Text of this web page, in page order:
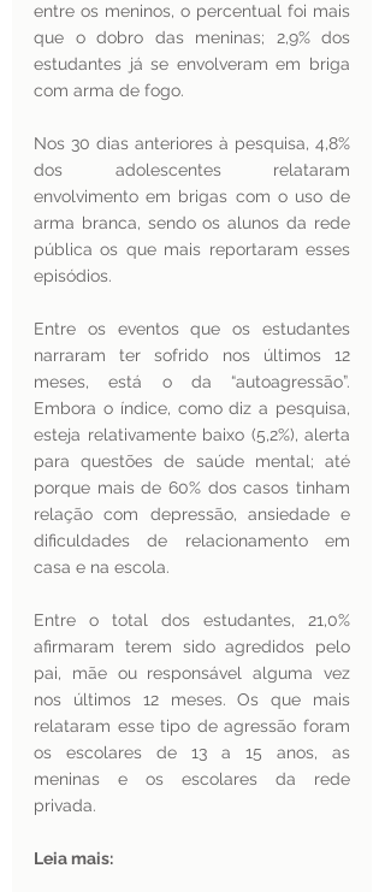
entre os meninos, o percentual foi mais
que o dobro das meninas; 2,9% dos
estudantes já se envolveram em briga
com arma de fogo.
Nos 30 dias anteriores à pesquisa, 4,8%
dos adolescentes relataram
envolvimento em brigas com o uso de
arma branca, sendo os alunos da rede
pública os que mais reportaram esses
episódios.
Entre os eventos que os estudantes
narraram ter sofrido nos últimos 12
meses, está o da “autoagressão”.
Embora o índice, como diz a pesquisa,
esteja relativamente baixo (5,2%), alerta
para questões de saúde mental; até
porque mais de 60% dos casos tinham
relação com depressão, ansiedade e
dificuldades de relacionamento em
casa e na escola.
Entre o total dos estudantes, 21,0%
afirmaram terem sido agredidos pelo
pai, mãe ou responsável alguma vez
nos últimos 12 meses. Os que mais
relataram esse tipo de agressão foram
os escolares de 13 a 15 anos, as
meninas e os escolares da rede
privada.
Leia mais: